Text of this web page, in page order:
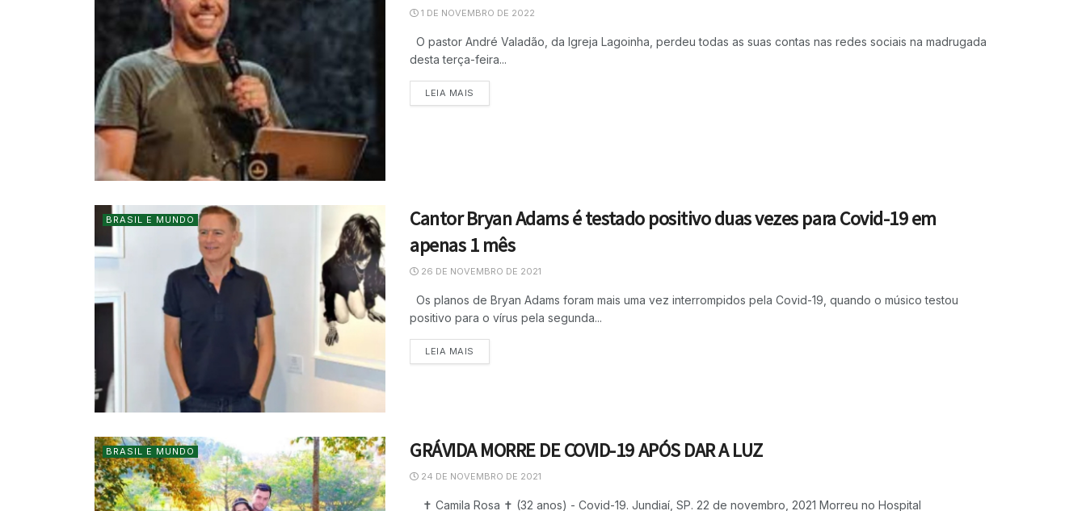
1 DE NOVEMBRO DE 2022
O pastor André Valadão, da Igreja Lagoinha, perdeu todas as suas contas nas redes sociais na madrugada
desta terça-feira...
LEIA MAIS
BRASIL E MUNDO
Cantor Bryan Adams é testado positivo duas vezes para Covid-19 em
apenas 1 mês
26 DE NOVEMBRO DE 2021
Os planos de Bryan Adams foram mais uma vez interrompidos pela Covid-19, quando o músico testou
positivo para o vírus pela segunda...
LEIA MAIS
BRASIL E MUNDO GRÁVIDA MORRE DE COVID-19 APÓS DAR A LUZ
24 DE NOVEMBRO DE 2021
✝️ Camila Rosa ✝️ (32 anos) - Covid-19. Jundiaí, SP. 22 de novembro, 2021 Morreu no Hospital